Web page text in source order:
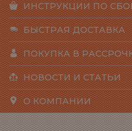
ИНСТРУКЦИИ ПО
БЫСТРАЯ ДОСТАВКА
ПОКУПКА В
НОВОСТИ И СТАТЬИ
О КОМПАНИИ